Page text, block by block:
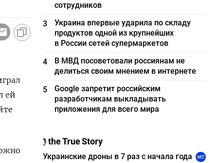
ей
сотрудников
3
Украина впервые ударила по складу
продуктов одной из крупнейших
в России сетей супермаркетов
4
В МВД посоветовали россиянам не
делиться своим мнением в интернете
5
Google запретит российским
разработчикам выкладывать
приложения для всего мира